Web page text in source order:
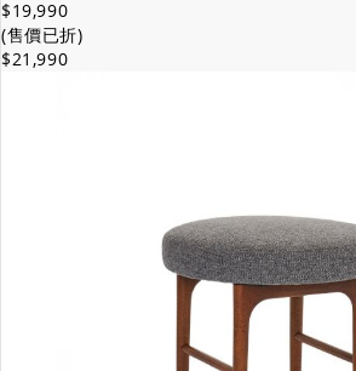
$19,990
(售價已折)
$21,990